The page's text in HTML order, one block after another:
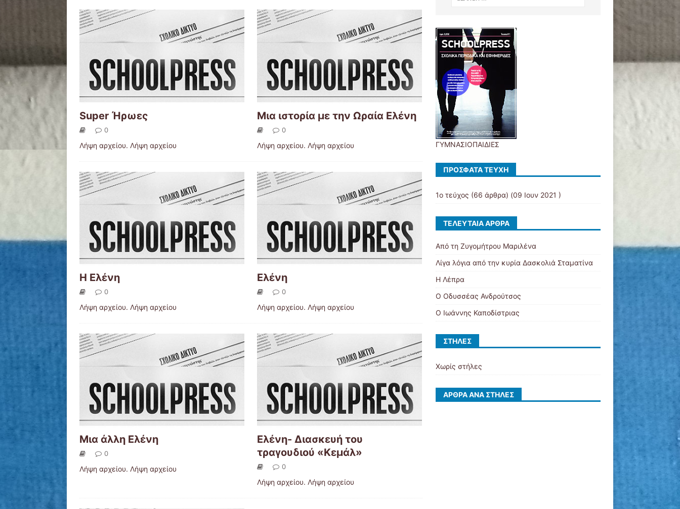
Super Ήρωες
0
Λήψη αρχείου. Λήψη αρχείου
Μια ιστορία με την Ωραία Ελένη
0
Λήψη αρχείου. Λήψη αρχείου
Η Ελένη
0
Λήψη αρχείου. Λήψη αρχείου
Ελένη
0
Λήψη αρχείου. Λήψη αρχείου
Μια άλλη Ελένη
0
Λήψη αρχείου. Λήψη αρχείου
Ελένη- Διασκευή του
τραγουδιού «Κεμάλ»
0
Λήψη αρχείου. Λήψη αρχείου
ΓΥΜΝΑΣΙΟΠΑΙΔΙΕΣ
ΠΡΌΣΦΑΤΑ ΤΕΎΧΗ
1ο τεύχος (66 άρθρα) (09 Ιουν 2021 )
ΤΕΛΕΥΤΑΊΑ ΆΡΘΡΑ
Από τη Ζυγομήτρου Μαριλένα
Λίγα λόγια από την κυρία Δασκολιά Σταματίνα
Η Λέπρα
Ο Οδυσσέας Ανδρούτσος
Ο Ιωάννης Καποδίστριας
ΣΤΉΛΕΣ
Χωρίς στήλες
ΆΡΘΡΑ ΑΝΆ ΣΤΉΛΕΣ